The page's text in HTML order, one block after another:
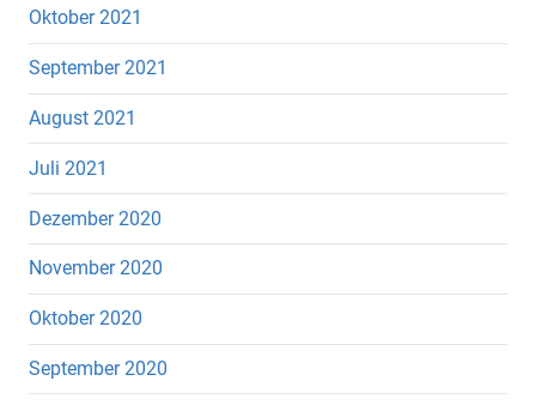
Oktober 2021
September 2021
August 2021
Juli 2021
Dezember 2020
November 2020
Oktober 2020
September 2020